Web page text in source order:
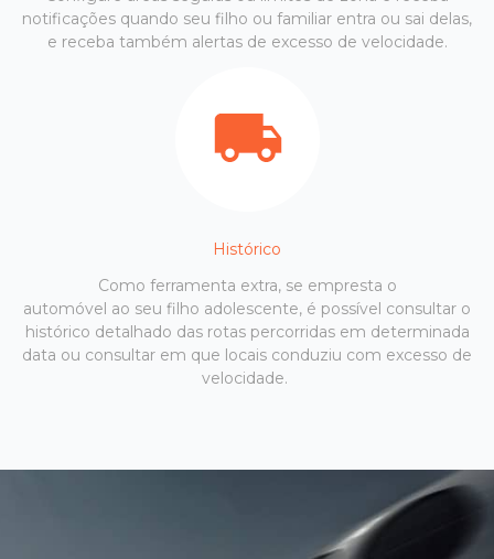
notificações quando seu filho ou familiar entra ou sai delas,
e receba também alertas de excesso de velocidade.
Histórico
Como ferramenta extra, se empresta o
automóvel ao seu filho adolescente, é possível consultar o
histórico detalhado das rotas percorridas em determinada
data ou consultar em que locais conduziu com excesso de
velocidade.